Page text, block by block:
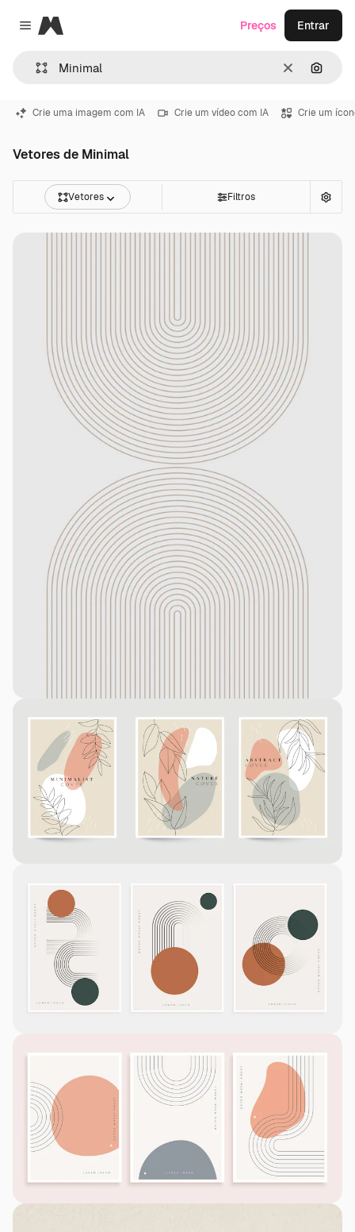
Close menu
Magnific
Limpar
Preços Entrar
Crie uma imagem com IA Crie um vídeo com IA Crie um
Vetores de Minimal
Vetores Filtros